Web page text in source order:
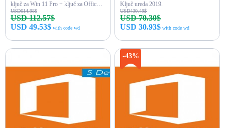
ključ za Win 11 Pro + ključ za Office 2021 Pro
USD614.98$
USD 112.57$
USD 49.53$ with code wd
Ključ ureda 2019.
USD430.49$
USD 70.30$
USD 30.93$ with code wd
-43%